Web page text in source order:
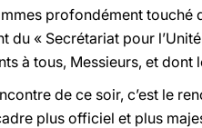
profondément touché
du « Secrétariat pour
à tous, Messieurs, et
de ce soir, c’est le
plus officiel et plus